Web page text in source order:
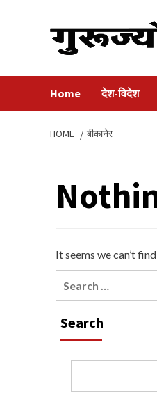
Home देश-विदेश
HOME बीकानेर
It seems we can’t
Search